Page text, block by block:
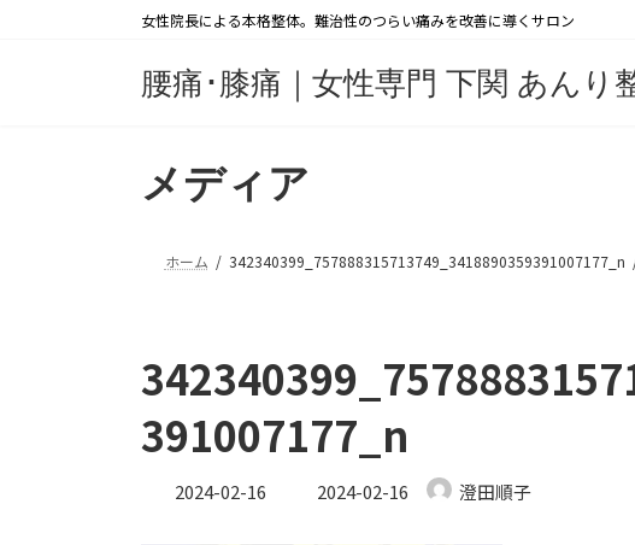
女性院長による本格整体。難治性のつらい痛みを改善に導くサロン
腰痛･膝痛｜女性専門 下関 あんり
メディア
ホーム 342340399_757888315713749_3418890359391007177_n
391007177_n
2024-02-16
最
2024-02-16 澄田順子